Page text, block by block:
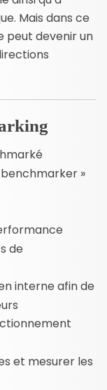
Mais dans ce
peut devenir un
»
de
interne afin de
et mesurer les